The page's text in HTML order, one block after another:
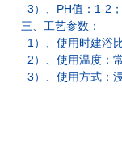
3）、PH值：1-2；
三、工艺参数：
1）、使用时建浴
2）、使用温度：
3）、使用方式：浸